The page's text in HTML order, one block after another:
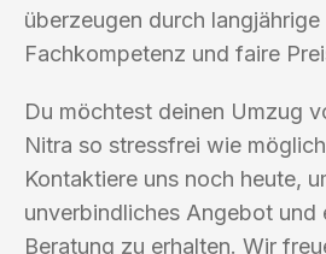
überzeugen durch langjährige
Fachkompetenz und faire
Du möchtest deinen Umzug
Nitra so stressfrei wie
Kontaktiere uns noch heute,
unverbindliches Angebot und
Beratung zu erhalten. Wir